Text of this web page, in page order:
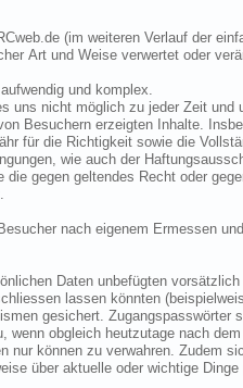
(im weiteren Verlauf der
Art und Weise verwertet oder
und komplex.
nicht möglich zu jeder Zeit
Besuchern erzeigten Inhalte.
für die Richtigkeit sowie die
wie auch der
gegen geltendes Recht oder
nach eigenem Ermessen
Daten unbefügten
lassen könnten
gesichert.
obgleich heutzutage nach
können zu verwahren. Zudem
über aktuelle oder wichtige